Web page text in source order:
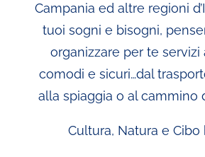
Campania ed altre regioni
tuoi sogni e bisogni,
organizzare per te servizi
comodi e sicuri…dal
alla spiaggia o al cammino
Cultura, Natura e Cibo